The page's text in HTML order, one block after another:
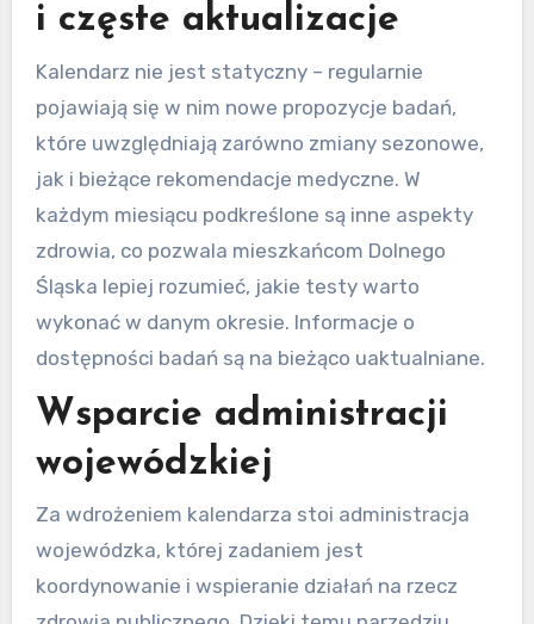
i częste aktualizacje
Kalendarz nie jest statyczny – regularnie
pojawiają się w nim nowe propozycje badań,
które uwzględniają zarówno zmiany sezonowe,
jak i bieżące rekomendacje medyczne. W
każdym miesiącu podkreślone są inne aspekty
zdrowia, co pozwala mieszkańcom Dolnego
Śląska lepiej rozumieć, jakie testy warto
wykonać w danym okresie. Informacje o
dostępności badań są na bieżąco uaktualniane.
Wsparcie administracji
wojewódzkiej
Za wdrożeniem kalendarza stoi administracja
wojewódzka, której zadaniem jest
koordynowanie i wspieranie działań na rzecz